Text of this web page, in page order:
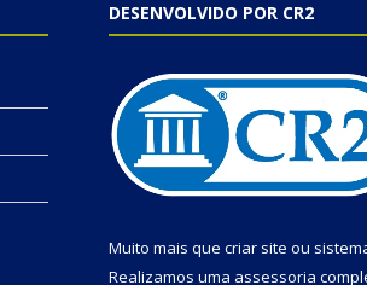
DESENVOLVIDO POR CR2
Muito mais que criar site ou
Realizamos uma assessoria